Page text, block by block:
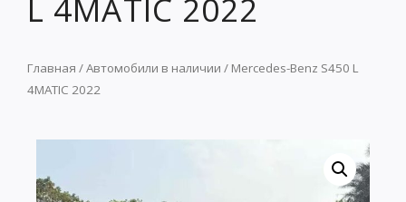
L 4MATIC 2022
Главная /Автомобили в наличии / Mercedes-Benz S450 L
4MATIC 2022